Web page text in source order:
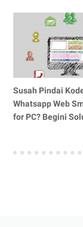
Susah Pindai
Whatsapp Web
for PC? Begini